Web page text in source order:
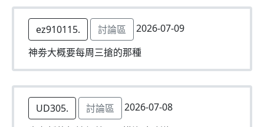
ez910115. 討論區
2026-07-09
神劵大概要每周三搶的那種
UD305. 討論區
2026-07-08